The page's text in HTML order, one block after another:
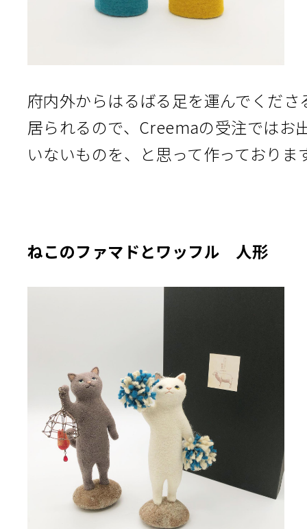
府内外からはるばる足を運んでくださ
居られるので、Creemaの受注ではお
いないものを、と思って作っておりま
ねこのファマドとワッフル 人形